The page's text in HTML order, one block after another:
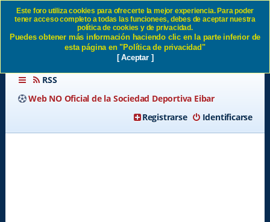
Cambio de Entrenador 2.0 SD
Eibar
RSS
Web NO Oficial de la Sociedad Deportiva Eibar
Identificarse
Registrarse
Este foro utiliza cookies para ofrecerte la mejor experiencia. Para poder
tener acceso completo a todas las funcionees, debes de aceptar nuestra
política de cookies y de privacidad.
Puedes obtener más información haciendo clic en la parte inferior de
esta página en "Política de privacidad"
[ Aceptar ]